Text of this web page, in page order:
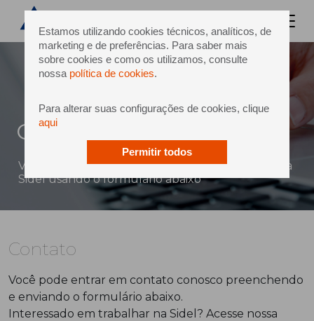
Estamos utilizando cookies técnicos, analíticos, de
marketing e de preferências. Para saber mais
sobre cookies e como os utilizamos, consulte
nossa política de cookies.
Para alterar suas configurações de cookies, clique
aqui
Permitir todos
Contato
Você pode enviar uma mensagem diretamente à
Sidel usando o formulário abaixo
Contato
Você pode entrar em contato conosco preenchendo
e enviando o formulário abaixo.
Interessado em trabalhar na Sidel? Acesse nossa